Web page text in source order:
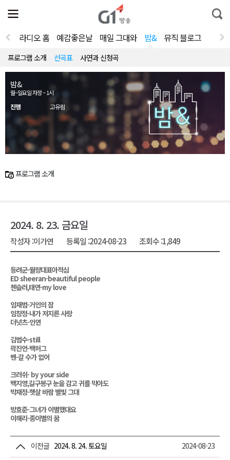
전
체
뉴
열
통
합
라디오 홈 예감좋은날 매일 그대와 밤& 뮤직 블로그
프로그램 소개 선곡표 사연과 신청곡
밤&
월~일요일 자정 ~ 1시
진행 고유림
프로그램 소개
2024. 8. 23. 금요일
작성자 :이가연 등록일 :2024-08-23 조회수 :1,849
등려군-월량대표아적심
ED sheeran-beautiful people
첸슬러,태연-my love
임재범-거인의 잠
임창정-내가 저지른 사랑
더넛츠-인연
김범수-still
곽진언-백허그
벤-갈 수가 없어
크러쉬- by your side
백지영,길구봉구 눈을 감고 귀를 막아도
박재정-햇살 바람 별빛 그대
방효준-그녀가 이별했대요
이해리-종이별의 꿈
이전글 2024. 8. 24. 토요일 2024-08-23